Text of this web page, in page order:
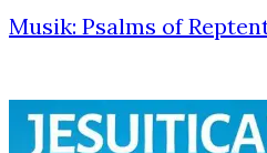
Musik: Psalms of